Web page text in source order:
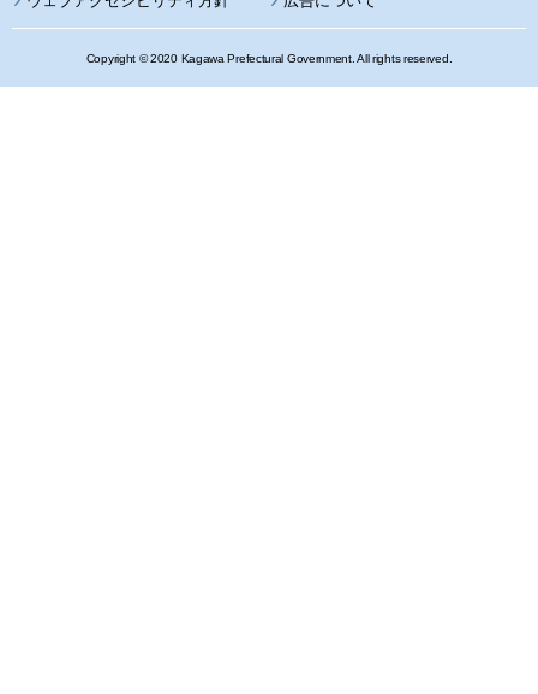
Copyright © 2020 Kagawa Prefectural Government. All rights reserved.